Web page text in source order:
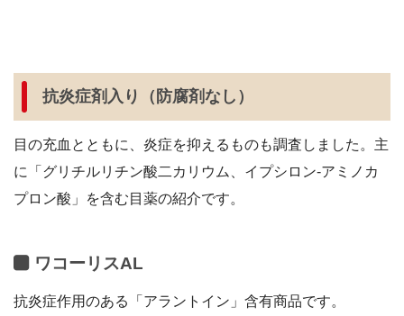
抗炎症剤入り（防腐剤なし）
目の充血とともに、炎症を抑えるものも調査しました。主
に「グリチルリチン酸二カリウム、イプシロン-アミノカ
プロン酸」を含む目薬の紹介です。
ワコーリスAL
抗炎症作用のある「アラントイン」含有商品です。